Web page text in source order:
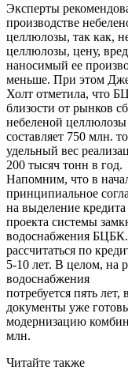
Эксперты
производстве
целлюлозы, так как,
целлюлозы, цену,
наносимый ее
меньше. При этом
Холт отметила, что
близости от рынков
небеленой
составляет 750 млн.
удельный вес
200 тысяч тонн в год.
Напомним, что в
принципиальное
на выделение
проекта системы
водоснабжения БЦБК.
рассчитаться по
5-10 лет. В целом, на
водоснабжения
потребуется пять
документы уже
модернизацию
млн.
Читайте также